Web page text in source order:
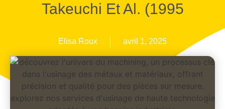
Takeuchi Et Al. (1995
Elisa Roux avril 1, 2025